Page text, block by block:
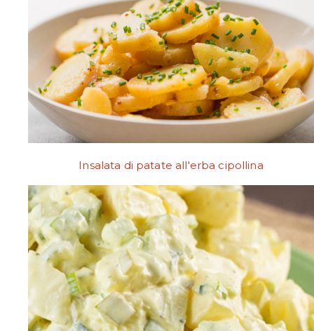
Insalata di patate all'erba cipollina